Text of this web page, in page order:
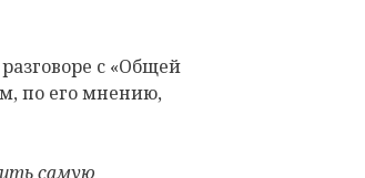
с «Общей
по его мнению,
самую